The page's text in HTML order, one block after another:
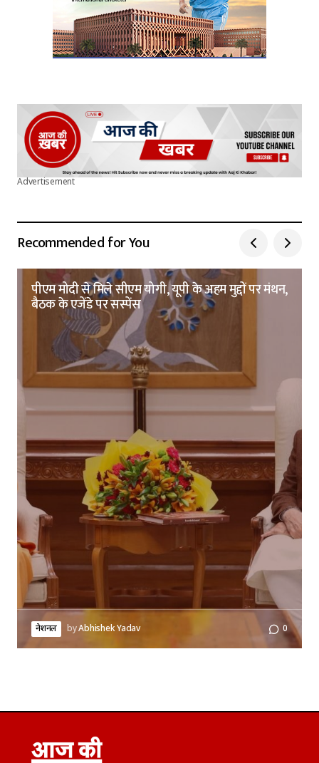
Advertisement
Recommended for You
पीएम मोदी से मिले सीएम योगी, यूपी के अहम मुद्दों पर मंथन,
बैठक के एजेंडे पर सस्पेंस
नेशनल byAbhishek Yadav 0